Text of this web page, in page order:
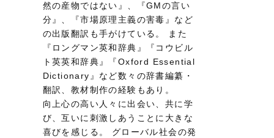
然の産物ではない』、『GMの言い
分』、『市場原理主義の害毒』など
の出版翻訳も手がけている。 また
『ロングマン英和辞典』『コウビル
ト英英和辞典』『Oxford Essential
Dictionary』など数々の辞書編纂・
翻訳、教材制作の経験もあり。
向上心の高い人々に出会い、共に学
び、互いに刺激しあうことに大きな
喜びを感じる。 グローバル社会の発